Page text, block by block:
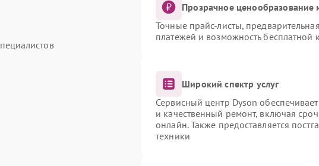
Прозрачное ценообразование
Точные прайс-листы,
платежей и возможность бесплатной
Широкий спектр услуг
Сервисный центр Dyson
и качественный ремонт, включая
онлайн. Также предоставляется
техники